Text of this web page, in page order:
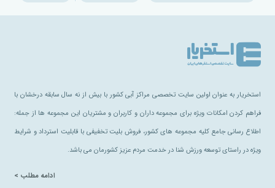
استخریار به عنوان اولین سایت تخصصی مراکز آبی کشور با بیش از نه سال سابقه درخشان با
فراهم کردن امکانات ویژه برای مجموعه داران و کاربران و مشتریان این مجموعه ها از جمله:
اطلاع رسانی جامع کلیه مجموعه های کشور، فروش بلیت تخفیفی با قابلیت استرداد و شرایط
ویژه در راستای توسعه ورزش شنا در خدمت مردم عزیز کشورمان می باشد.
ادامه مطلب >